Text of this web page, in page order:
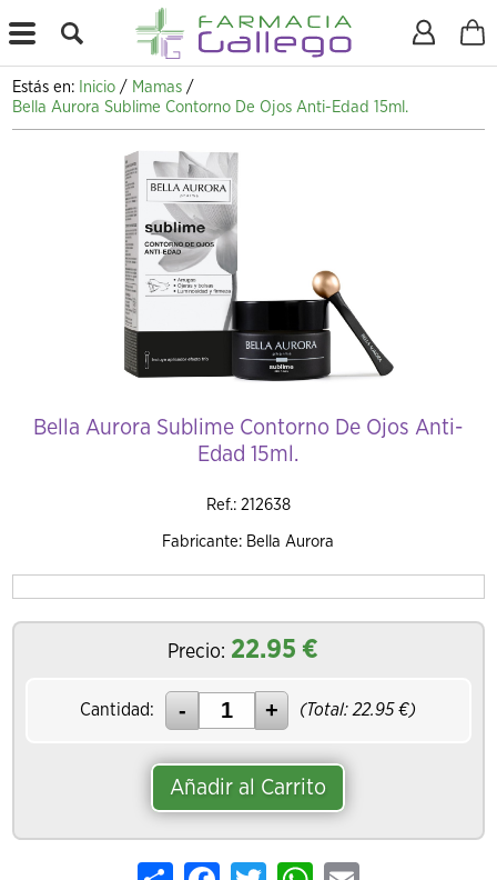
X
Estás en: Inicio / Mamas /
Bella Aurora Sublime Contorno De Ojos Anti-Edad 15ml.
Bella Aurora Sublime Contorno De Ojos Anti-
Edad 15ml.
Ref.: 212638
Fabricante: Bella Aurora
Precio: 22.95 €
Cantidad: (Total:22.95 €)
Añadir al Carrito
Share FacebookTwitterWhatsApp
Email